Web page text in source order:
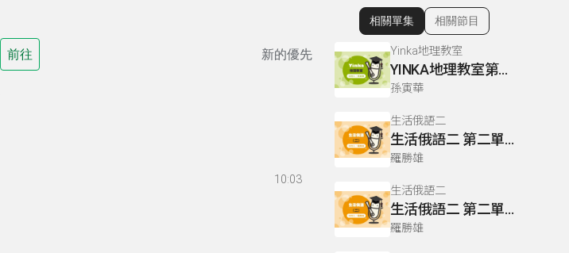
前往 新的優先
10:03
顯示相關單集
相關單集 相關節目
Yinka地理教室
YINKA地理教室第一冊 P63-65
孫寅華
生活俄語二
生活俄語二 第二單元 L5 P95-96
羅勝雄
生活俄語二
生活俄語二 第二單元 L9 P120
羅勝雄